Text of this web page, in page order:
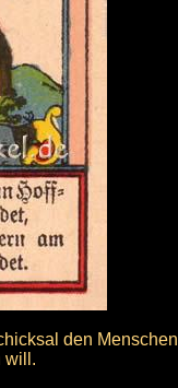
den Menschen
will.